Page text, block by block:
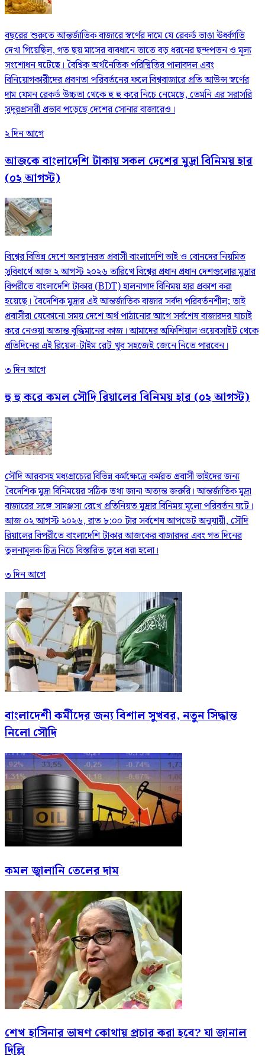
বছরের শুরুতে আন্তর্জাতিক বাজারে স্বর্ণের দামে যে রেকর্ড ভাঙা ঊর্ধ্বগতি
দেখা গিয়েছিল, গত ছয় মাসের ব্যবধানে তাতে বড় ধরনের ছন্দপতন ও মূল্য
সংশোধন ঘটেছে। বৈশ্বিক অর্থনৈতিক পরিস্থিতির পালাবদল এবং
বিনিয়োগকারীদের প্রবণতা পরিবর্তনের ফলে বিশ্ববাজারে প্রতি আউন্স স্বর্ণের
দাম যেমন রেকর্ড উচ্চতা থেকে হু হু করে নিচে নেমেছে, তেমনি এর সরাসরি
সুদূরপ্রসারী প্রভাব পড়েছে দেশের সোনার বাজারেও।
২ দিন আগে
আজকে বাংলাদেশি টাকায় সকল দেশের মুদ্রা বিনিময় হার
(০২ আগস্ট)
বিশ্বের বিভিন্ন দেশে অবস্থানরত প্রবাসী বাংলাদেশি ভাই ও বোনদের নিয়মিত
সুবিধার্থে আজ ২ আগস্ট ২০২৬ তারিখে বিশ্বের প্রধান প্রধান দেশগুলোর মুদ্রার
বিপরীতে বাংলাদেশি টাকার (BDT) হালনাগাদ বিনিময় হার প্রকাশ করা
হয়েছে। বৈদেশিক মুদ্রার এই আন্তর্জাতিক বাজার সর্বদা পরিবর্তনশীল; তাই
প্রবাসীরা যেকোনো সময় দেশে অর্থ পাঠানোর আগে সর্বশেষ বাজারদর যাচাই
করে নেওয়া অত্যন্ত বুদ্ধিমানের কাজ। আমাদের অফিশিয়াল ওয়েবসাইট থেকে
প্রতিদিনের এই রিয়েল-টাইম রেট খুব সহজেই জেনে নিতে পারবেন।
৩ দিন আগে
হু হু করে কমল সৌদি রিয়ালের বিনিময় হার (০২ আগস্ট)
সৌদি আরবসহ মধ্যপ্রাচ্যের বিভিন্ন কর্মক্ষেত্রে কর্মরত প্রবাসী ভাইদের জন্য
বৈদেশিক মুদ্রা বিনিময়ের সঠিক তথ্য জানা অত্যন্ত জরুরি। আন্তর্জাতিক মুদ্রা
বাজারের সঙ্গে সামঞ্জস্য রেখে প্রতিনিয়ত মুদ্রার বিনিময় মূল্যে পরিবর্তন ঘটে।
আজ ০২ আগস্ট ২০২৬, রাত ৮:০০ টার সর্বশেষ আপডেট অনুযায়ী, সৌদি
রিয়ালের বিপরীতে বাংলাদেশি টাকার আজকের বাজারদর এবং গত দিনের
তুলনামূলক চিত্র নিচে বিস্তারিত তুলে ধরা হলো।
৩ দিন আগে
বাংলাদেশী কর্মীদের জন্য বিশাল সুখবর, নতুন সিদ্ধান্ত
নিলো সৌদি
কমল জ্বালানি তেলের দাম
শেখ হাসিনার ভাষণ কোথায় প্রচার করা হবে? যা জানাল
দিল্লি